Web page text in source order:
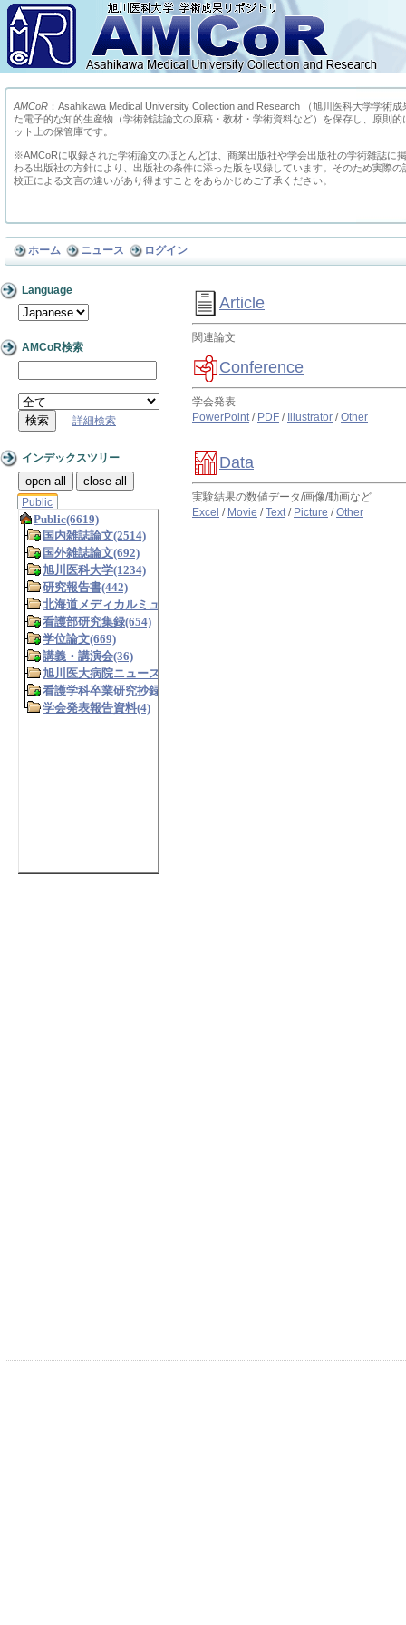
AMCoR ：Asahikawa Medical University Collection and Research （旭川医科大学学術
た電子的な知的生産物（学術雑誌論文の原稿・教材・学術資料など）を保存し、原則
ット上の保管庫です。
※AMCoRに収録された学術論文のほとんどは、商業出版社や学会出版社の学術雑誌に
わる出版社の方針により、出版社の条件に添った版を収録しています。そのため実際
校正による文言の違いがあり得ますことをあらかじめご了承ください。
ホーム ニュース ログイン
Language
AMCoR検索
詳細検索
インデックスツリー
open all close all
Public
Article
関連論文
Conference
学会発表
PowerPoint/ PDF / Illustrator /Other
Data
実験結果の数値データ/画像/動画など
Excel / Movie /Text/ Picture /Other